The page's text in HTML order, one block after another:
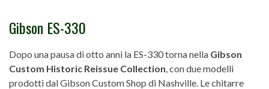
Gibson ES-330
Dopo una pausa di otto anni la ES-330 torna nella Gibson
Custom Historic Reissue Collection , con due modelli
prodotti dal Gibson Custom Shop di Nashville. Le chitarre